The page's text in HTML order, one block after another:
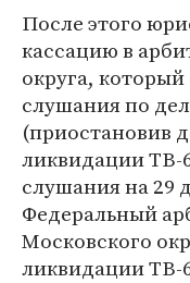
После этого
кассацию в
округа, который
слушания по
(приостановив
ликвидации ТВ-
слушания на 29
Федеральный
Московского
ликвидации ТВ-